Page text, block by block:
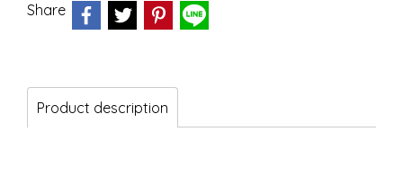
Share
Product description